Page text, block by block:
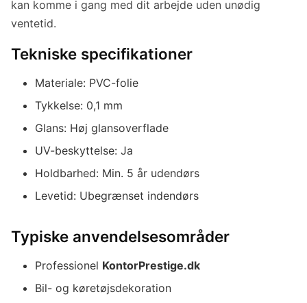
kan komme i gang med dit arbejde uden unødig
ventetid.
Tekniske specifikationer
Materiale: PVC-folie
Tykkelse: 0,1 mm
Glans: Høj glansoverflade
UV-beskyttelse: Ja
Holdbarhed: Min. 5 år udendørs
Levetid: Ubegrænset indendørs
Typiske anvendelsesområder
Professionel KontorPrestige.dk
Bil- og køretøjsdekoration